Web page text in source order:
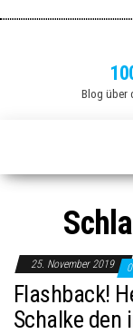
Blog über
25. November 2019 0
Flashback!
Schalke den